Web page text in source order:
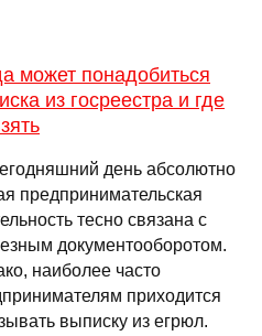
может понадобиться
из госреестра и где
день абсолютно
предпринимательская
тесно связана с
документооборотом.
наиболее часто
приходится
выписку из егрюл.